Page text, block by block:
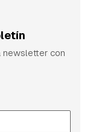
newsletter con